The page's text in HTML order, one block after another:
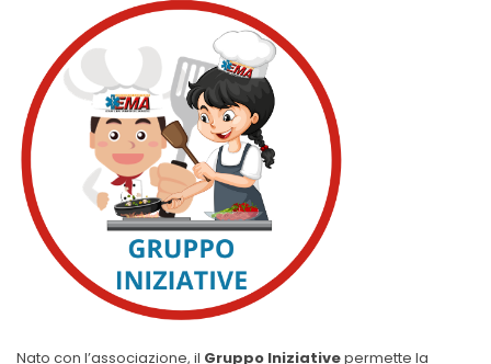
Nato con l’associazione, il Gruppo Iniziativepermette la